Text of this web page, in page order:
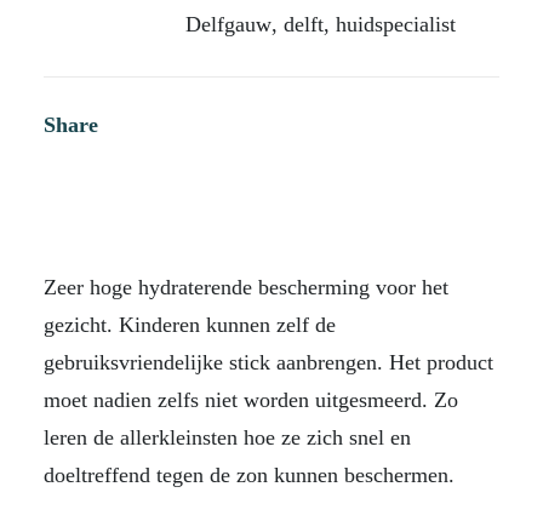
Delfgauw, delft, huidspecialist
Share
Zeer hoge hydraterende bescherming voor het
gezicht. Kinderen kunnen zelf de
gebruiksvriendelijke stick aanbrengen. Het product
moet nadien zelfs niet worden uitgesmeerd. Zo
leren de allerkleinsten hoe ze zich snel en
doeltreffend tegen de zon kunnen beschermen.